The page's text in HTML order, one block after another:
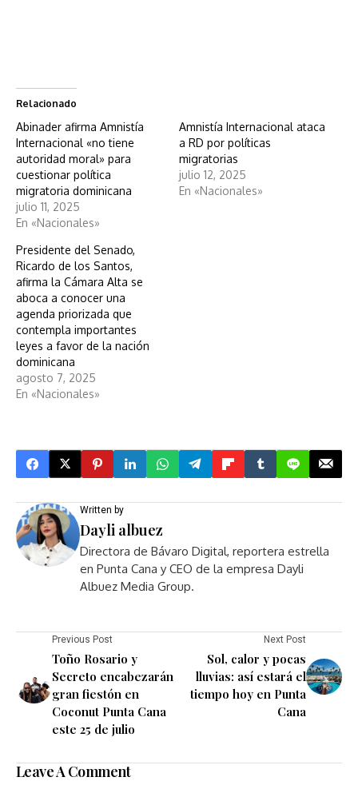
Relacionado
Abinader afirma Amnistía
Internacional «no tiene
autoridad moral» para
cuestionar política
migratoria dominicana
julio 11, 2025
En «Nacionales»
Amnistía Internacional ataca
a RD por políticas
migratorias
julio 12, 2025
En «Nacionales»
Presidente del Senado,
Ricardo de los Santos,
afirma la Cámara Alta se
aboca a conocer una
agenda priorizada que
contempla importantes
leyes a favor de la nación
dominicana
agosto 7, 2025
En «Nacionales»
Written by
Dayli albuez
Directora de Bávaro Digital, reportera estrella
en Punta Cana y CEO de la empresa Dayli
Albuez Media Group.
Previous Post
Toño Rosario y
Secreto encabezarán
gran fiestón en
Coconut Punta Cana
este 25 de julio
Next Post
Sol, calor y pocas
lluvias: así estará el
tiempo hoy en Punta
Cana
Leave A Comment